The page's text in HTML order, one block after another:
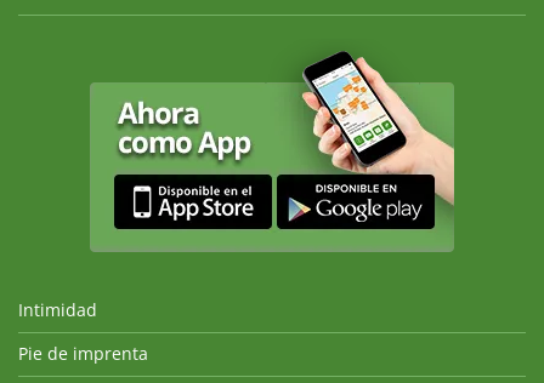
Intimidad
Pie de imprenta